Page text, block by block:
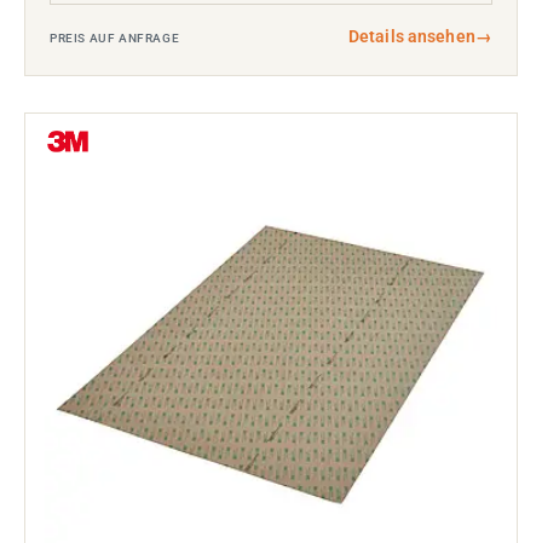
PREIS AUF ANFRAGE Details ansehen→